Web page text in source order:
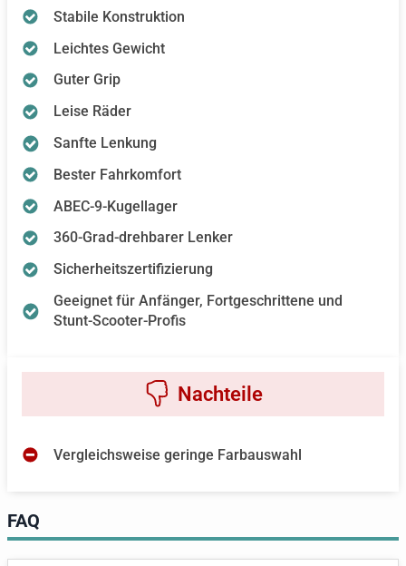
Stabile Konstruktion
Leichtes Gewicht
Guter Grip
Leise Räder
Sanfte Lenkung
Bester Fahrkomfort
ABEC-9-Kugellager
360-Grad-drehbarer Lenker
Sicherheitszertifizierung
Geeignet für Anfänger, Fortgeschrittene und
Stunt-Scooter-Profis
Vergleichsweise geringe Farbauswahl
FAQ